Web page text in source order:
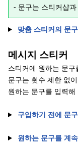
- 문구는 스티커샵
맞춤 스티커의 문
메시지 스티커
스티커에 원하는 문
문구는 횟수 제한 없
원하는 문구를 입력
구입하기 전에 문
원하는 문구를 계